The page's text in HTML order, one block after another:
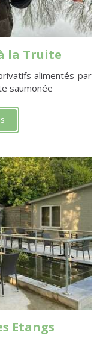
la Truite
alimentés par
saumonée
Etangs